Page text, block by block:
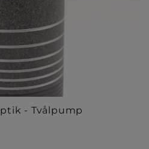
- Tvålpump